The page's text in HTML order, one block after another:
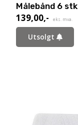
Målebånd 6 stk
139,00,- eks. mva.
Utsolgt